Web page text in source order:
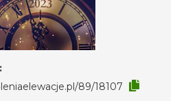
89/18107